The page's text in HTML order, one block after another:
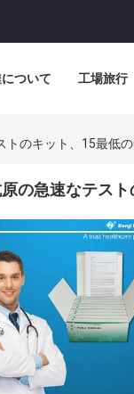
ついて 工場旅行
トのキット、15最低
の急速なテス